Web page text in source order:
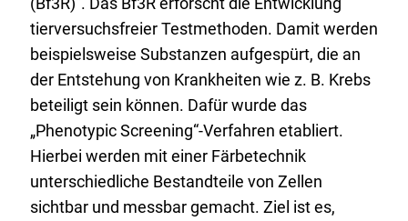
tierversuchsfreier Testmethoden. Damit werden
beispielsweise Substanzen aufgespürt, die an
der Entstehung von Krankheiten wie z. B. Krebs
beteiligt sein können. Dafür wurde das
„Phenotypic Screening“-Verfahren etabliert.
Hierbei werden mit einer Färbetechnik
unterschiedliche Bestandteile von Zellen
sichtbar und messbar gemacht. Ziel ist es,